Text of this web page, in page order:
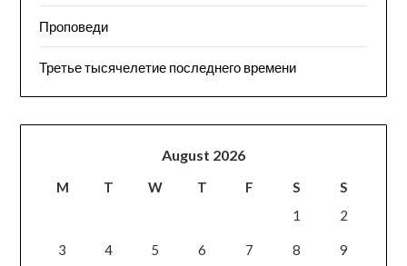
Проповеди
Третье тысячелетие последнего времени
August 2026
M T W T F S
S
1
2
3 4 5 6 7 8 9